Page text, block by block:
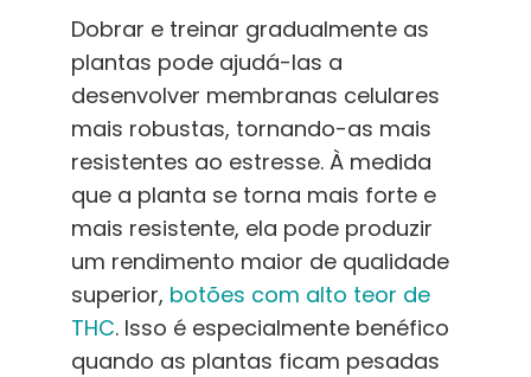
Dobrar e treinar gradualmente as
plantas pode ajudá-las a
desenvolver membranas celulares
mais robustas, tornando-as mais
resistentes ao estresse. À medida
que a planta se torna mais forte e
mais resistente, ela pode produzir
um rendimento maior de qualidade
superior, botões com alto teor de
THC. Isso é especialmente benéfico
quando as plantas ficam pesadas